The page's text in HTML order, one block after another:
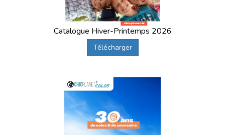
Catalogue Hiver-Printemps 2026
Télécharger